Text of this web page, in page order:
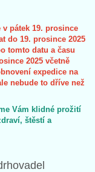
pátek 19. prosince
do 19. prosince 2025
tomto datu a času
2025 včetně
expedice na
nebude to dříve než
Vám klidné prožití
štěstí a